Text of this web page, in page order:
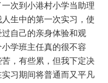
次到小港村小学当助理
生中的第一次实习，使
自己的亲身体验和观
学班主任真的很不容
，有些累，但我下定决
习期间将普通而又平凡